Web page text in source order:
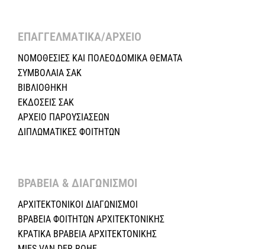
ΕΠΑΓΓΕΛΜΑΤΙΚΑ/ΑΡΧΕΙΟ ​
ΝΟΜΟΘΕΣΙΕΣ KAI ΠΟΛΕΟΔΟΜΙΚΑ ΘΕΜΑΤΑ
ΣΥΜΒΟΛΑΙΑ ΣΑΚ
ΒΙΒΛΙΟΘΗΚΗ
ΕΚΔΟΣΕΙΣ ΣΑΚ
ΑΡΧΕΙΟ ΠΑΡΟΥΣΙΑΣΕΩΝ
ΔΙΠΛΩΜΑΤΙΚΕΣ ΦΟΙΤΗΤΩΝ
ΒΡΑΒΕΙΑ & ΔΙΑΓΩΝΙΣΜΟΙ ​
ΑΡΧΙΤΕΚΤΟΝΙΚΟΙ ΔΙΑΓΩΝΙΣΜΟΙ
ΒΡΑΒΕΙΑ ΦΟΙΤΗΤΩΝ ΑΡΧΙΤΕΚΤΟΝΙΚΗΣ
ΚΡΑΤΙΚΑ ΒΡΑΒΕΙΑ ΑΡΧΙΤΕΚΤΟΝΙΚΗΣ